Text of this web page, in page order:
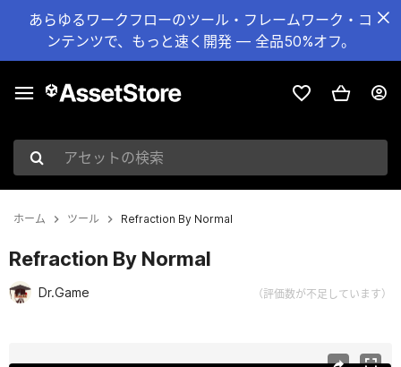
あらゆるワークフローのツール・フレームワーク・コ
ンテンツで、もっと速く開発 — 全品50%オフ。
アセットの検索
ホーム ツール Refraction By Normal
Refraction By Normal
Dr.Game （評価数が不足しています）